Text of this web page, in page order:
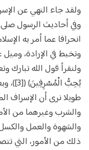
ولقد جاء النهي عن
وفي أحاديث الرسول
انحرافا عما أمر به
وتخبط في الإرادة،
ولنقرأ قول الله تبارك
يُحِبُّ
طويلا نرى أن الإسراف
والشرب وغيرهما من
والشهوة والعمل
ذلك من الأمور، التي